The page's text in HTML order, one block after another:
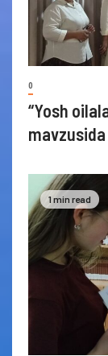
0
“Yosh
1 min read